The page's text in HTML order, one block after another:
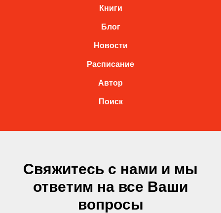
Книги
Блог
Новости
Расписание
Автор
Поиск
Свяжитесь с нами и мы
ответим на все Ваши
вопросы